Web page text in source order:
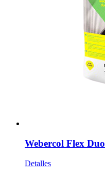
Webercol Flex Duo
Detalles